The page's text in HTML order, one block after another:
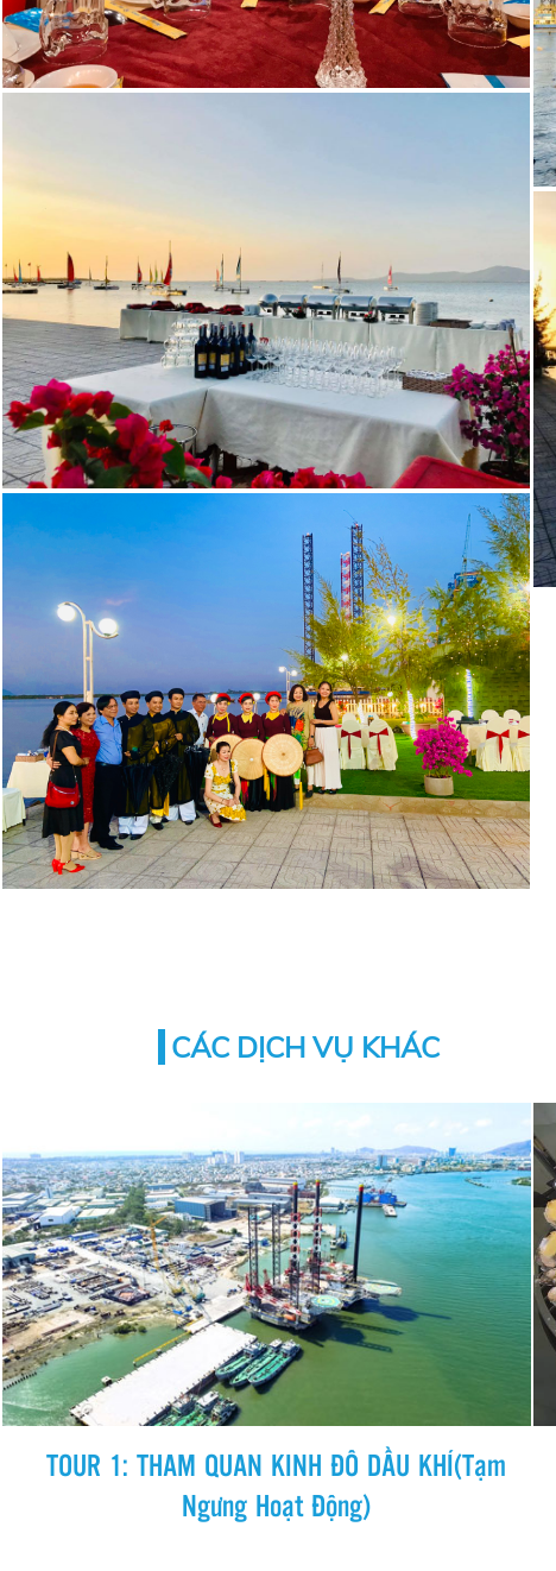
CÁC DỊCH VỤ KHÁC
TOUR 1: THAM QUAN KINH ĐÔ DẦU KHÍ(Tạm
Ngưng Hoạt Động)